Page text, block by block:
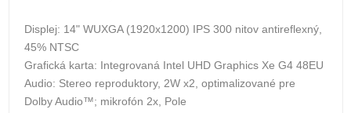
Displej: 14" WUXGA (1920x1200) IPS 300 nitov antireflexný,
45% NTSC
Grafická karta: Integrovaná Intel UHD Graphics Xe G4 48EU
Audio: Stereo reproduktory, 2W x2, optimalizované pre
Dolby Audio™; mikrofón 2x, Pole